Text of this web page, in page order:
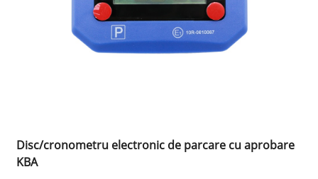
Disc/cronometru electronic de parcare cu aprobare
KBA